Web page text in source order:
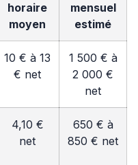
horaire
moyen
mensuel
estimé
10 € à 13
€ net
1 500 € à
2 000 €
net
4,10 €
net
650 € à
850 € net